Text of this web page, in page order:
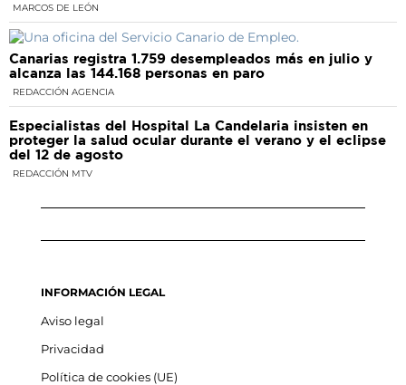
MARCOS DE LEÓN
Canarias registra 1.759 desempleados más en julio y
alcanza las 144.168 personas en paro
REDACCIÓN AGENCIA
Especialistas del Hospital La Candelaria insisten en
proteger la salud ocular durante el verano y el eclipse
del 12 de agosto
REDACCIÓN MTV
INFORMACIÓN LEGAL
Aviso legal
Privacidad
Política de cookies (UE)